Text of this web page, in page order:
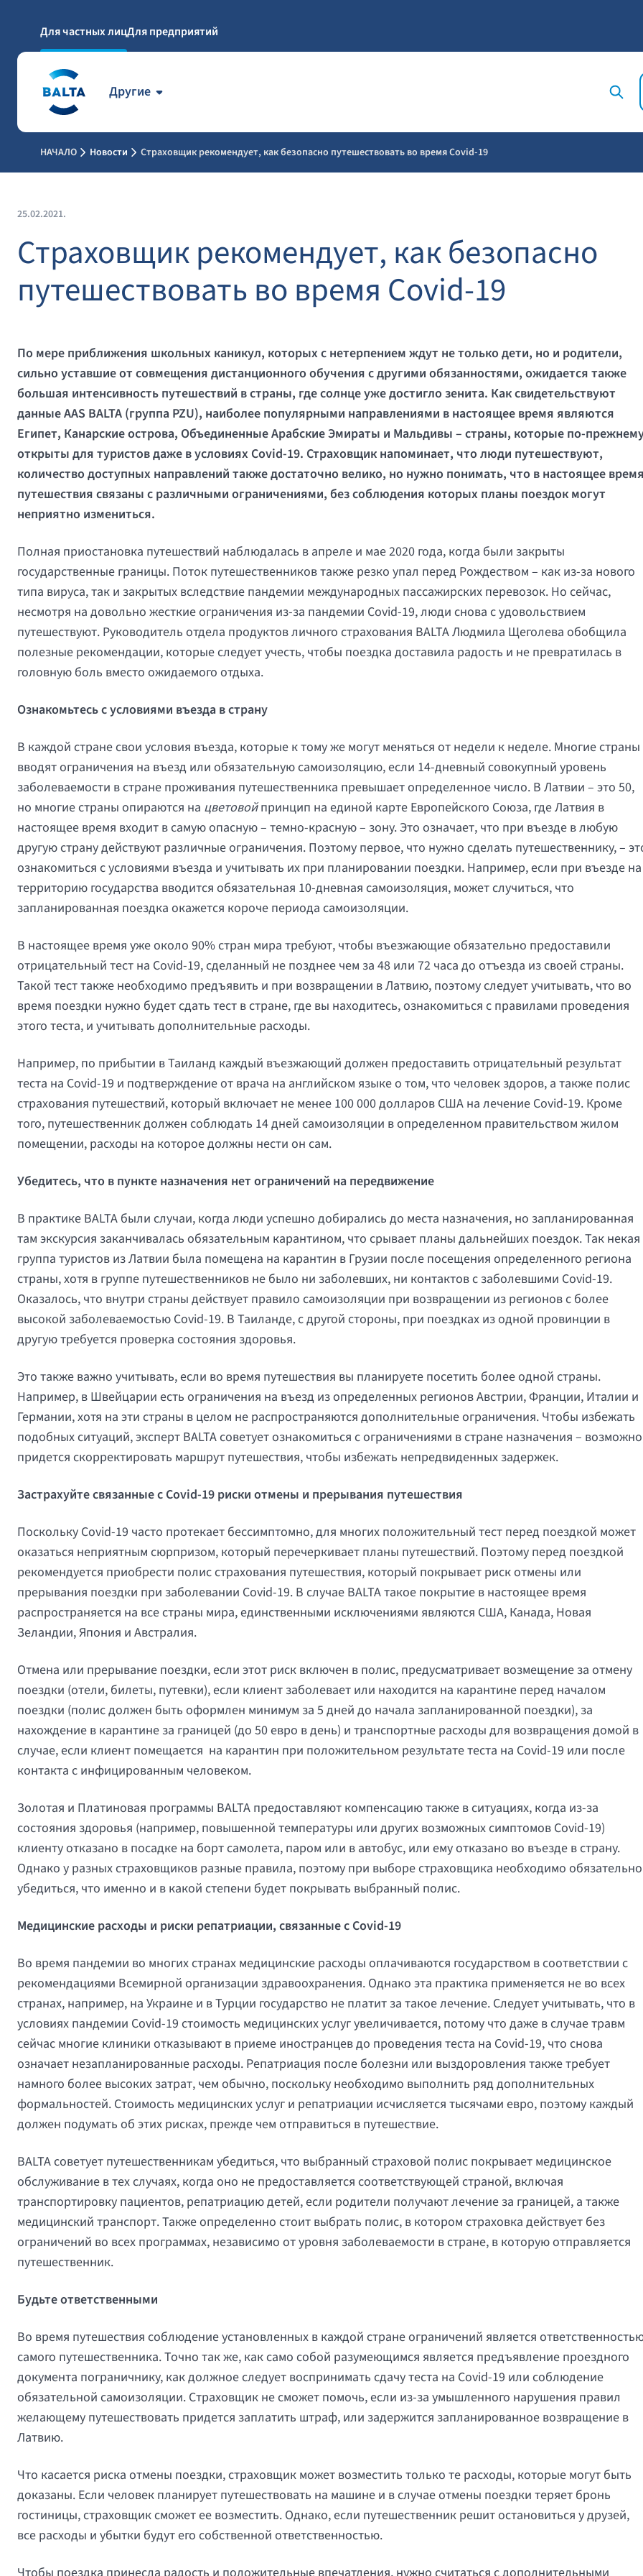
Для частных лицДля предприятий
Другие
НАЧАЛО Новости Страховщик рекомендует, как безопасно путешествовать во время Covid-19
25.02.2021.
Страховщик рекомендует, как безопасно
путешествовать во время Covid-19
По мере приближения школьных каникул, которых с нетерпением ждут не только дети, но и родители,
сильно уставшие от совмещения дистанционного обучения с другими обязанностями, ожидается также
большая интенсивность путешествий в страны, где солнце уже достигло зенита. Как свидетельствуют
данные AAS BALTA (группа PZU), наиболее популярными направлениями в настоящее время являются
Египет, Канарские острова, Объединенные Арабские Эмираты и Мальдивы – страны, которые по-
открыты для туристов даже в условиях Covid-19. Страховщик напоминает, что люди путешествуют,
количество доступных направлений также достаточно велико, но нужно понимать, что в настоящее
путешествия связаны с различными ограничениями, без соблюдения которых планы поездок могут
неприятно измениться.
Полная приостановка путешествий наблюдалась в апреле и мае 2020 года, когда были закрыты
государственные границы. Поток путешественников также резко упал перед Рождеством – как из-за нового
типа вируса, так и закрытых вследствие пандемии международных пассажирских перевозок. Но сейчас,
несмотря на довольно жесткие ограничения из-за пандемии Covid-19, люди снова с удовольствием
путешествуют. Руководитель отдела продуктов личного страхования BALTA Людмила Щеголева обобщила
полезные рекомендации, которые следует учесть, чтобы поездка доставила радость и не превратилась в
головную боль вместо ожидаемого отдыха.
Ознакомьтесь с условиями въезда в страну
В каждой стране свои условия въезда, которые к тому же могут меняться от недели к неделе. Многие страны
вводят ограничения на въезд или обязательную самоизоляцию, если 14-дневный совокупный уровень
заболеваемости в стране проживания путешественника превышает определенное число. В Латвии – это 50,
но многие страны опираются на цветовойпринцип на единой карте Европейского Союза, где Латвия в
настоящее время входит в самую опасную – темно-красную – зону. Это означает, что при въезде в любую
другую страну действуют различные ограничения. Поэтому первое, что нужно сделать путешественнику, –
ознакомиться с условиями въезда и учитывать их при планировании поездки. Например, если при въезде на
территорию государства вводится обязательная 10-дневная самоизоляция, может случиться, что
запланированная поездка окажется короче периода самоизоляции.
В настоящее время уже около 90% стран мира требуют, чтобы въезжающие обязательно предоставили
отрицательный тест на Covid-19, сделанный не позднее чем за 48 или 72 часа до отъезда из своей страны.
Такой тест также необходимо предъявить и при возвращении в Латвию, поэтому следует учитывать, что во
время поездки нужно будет сдать тест в стране, где вы находитесь, ознакомиться с правилами проведения
этого теста, и учитывать дополнительные расходы.
Например, по прибытии в Таиланд каждый въезжающий должен предоставить отрицательный результат
теста на Covid-19 и подтверждение от врача на английском языке о том, что человек здоров, а также полис
страхования путешествий, который включает не менее 100 000 долларов США на лечение Covid-19. Кроме
того, путешественник должен соблюдать 14 дней самоизоляции в определенном правительством жилом
помещении, расходы на которое должны нести он сам.
Убедитесь, что в пункте назначения нет ограничений на передвижение
В практике BALTA были случаи, когда люди успешно добирались до места назначения, но запланированная
там экскурсия заканчивалась обязательным карантином, что срывает планы дальнейших поездок. Так некая
группа туристов из Латвии была помещена на карантин в Грузии после посещения определенного региона
страны, хотя в группе путешественников не было ни заболевших, ни контактов с заболевшими Covid-19.
Оказалось, что внутри страны действует правило самоизоляции при возвращении из регионов с более
высокой заболеваемостью Covid-19. В Таиланде, с другой стороны, при поездках из одной провинции в
другую требуется проверка состояния здоровья.
Это также важно учитывать, если во время путешествия вы планируете посетить более одной страны.
Например, в Швейцарии есть ограничения на въезд из определенных регионов Австрии, Франции, Италии и
Германии, хотя на эти страны в целом не распространяются дополнительные ограничения. Чтобы избежать
подобных ситуаций, эксперт BALTA советует ознакомиться с ограничениями в стране назначения –
придется скорректировать маршрут путешествия, чтобы избежать непредвиденных задержек.
Застрахуйте связанные с Covid-19 риски отмены и прерывания путешествия
Поскольку Covid-19 часто протекает бессимптомно, для многих положительный тест перед поездкой может
оказаться неприятным сюрпризом, который перечеркивает планы путешествий. Поэтому перед поездкой
рекомендуется приобрести полис страхования путешествия, который покрывает риск отмены или
прерывания поездки при заболевании Covid-19. В случае BALTA такое покрытие в настоящее время
распространяется на все страны мира, единственными исключениями являются США, Канада, Новая
Зеландии, Япония и Австралия.
Отмена или прерывание поездки, если этот риск включен в полис, предусматривает возмещение за отмену
поездки (отели, билеты, путевки), если клиент заболевает или находится на карантине перед началом
поездки (полис должен быть оформлен минимум за 5 дней до начала запланированной поездки), за
нахождение в карантине за границей (до 50 евро в день) и транспортные расходы для возвращения домой в
случае, если клиент помещается на карантин при положительном результате теста на Covid-19 или после
контакта с инфицированным человеком.
Золотая и Платиновая программы BALTA предоставляют компенсацию также в ситуациях, когда из-за
состояния здоровья (например, повышенной температуры или других возможных симптомов Covid-19)
клиенту отказано в посадке на борт самолета, паром или в автобус, или ему отказано во въезде в страну.
Однако у разных страховщиков разные правила, поэтому при выборе страховщика необходимо обязательно
убедиться, что именно и в какой степени будет покрывать выбранный полис.
Медицинские расходы и риски репатриации, связанные с Covid-19
Во время пандемии во многих странах медицинские расходы оплачиваются государством в соответствии с
рекомендациями Всемирной организации здравоохранения. Однако эта практика применяется не во всех
странах, например, на Украине и в Турции государство не платит за такое лечение. Следует учитывать, что в
условиях пандемии Covid-19 стоимость медицинских услуг увеличивается, потому что даже в случае травм
сейчас многие клиники отказывают в приеме иностранцев до проведения теста на Covid-19, что снова
означает незапланированные расходы. Репатриация после болезни или выздоровления также требует
намного более высоких затрат, чем обычно, поскольку необходимо выполнить ряд дополнительных
формальностей. Стоимость медицинских услуг и репатриации исчисляется тысячами евро, поэтому каждый
должен подумать об этих рисках, прежде чем отправиться в путешествие.
BALTA советует путешественникам убедиться, что выбранный страховой полис покрывает медицинское
обслуживание в тех случаях, когда оно не предоставляется соответствующей страной, включая
транспортировку пациентов, репатриацию детей, если родители получают лечение за границей, а также
медицинский транспорт. Также определенно стоит выбрать полис, в котором страховка действует без
ограничений во всех программах, независимо от уровня заболеваемости в стране, в которую отправляется
путешественник.
Будьте ответственными
Во время путешествия соблюдение установленных в каждой стране ограничений является
самого путешественника. Точно так же, как само собой разумеющимся является предъявление проездного
документа пограничнику, как должное следует воспринимать сдачу теста на Covid-19 или соблюдение
обязательной самоизоляции. Страховщик не сможет помочь, если из-за умышленного нарушения правил
желающему путешествовать придется заплатить штраф, или задержится запланированное возвращение в
Латвию.
Что касается риска отмены поездки, страховщик может возместить только те расходы, которые могут быть
доказаны. Если человек планирует путешествовать на машине и в случае отмены поездки теряет бронь
гостиницы, страховщик сможет ее возместить. Однако, если путешественник решит остановиться у друзей,
все расходы и убытки будут его собственной ответственностью.